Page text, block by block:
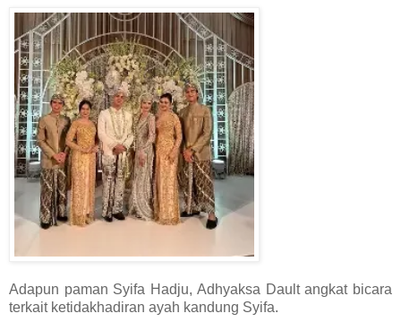
Adapun paman Syifa Hadju, Adhyaksa Dault angkat bicara
terkait ketidakhadiran ayah kandung Syifa.